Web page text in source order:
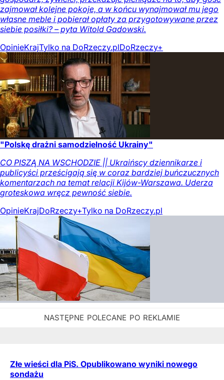
zajmował kolejne pokoje, a w końcu wynajmował mu jego
własne meble i pobierał opłaty za przygotowywane przez
siebie posiłki? – pyta Witold Gadowski.
OpinieKrajTylko na DoRzeczy.plDoRzeczy+
"Polskę drażni samodzielność Ukrainy"
CO PISZĄ NA WSCHODZIE || Ukraińscy dziennikarze i
publicyści prześcigają się w coraz bardziej buńczucznych
komentarzach na temat relacji Kijów-Warszawa. Uderza
groteskowa wręcz pewność siebie.
OpinieKrajDoRzeczy+Tylko na DoRzeczy.pl
Złe wieści dla PiS. Opublikowano wyniki nowego
sondażu